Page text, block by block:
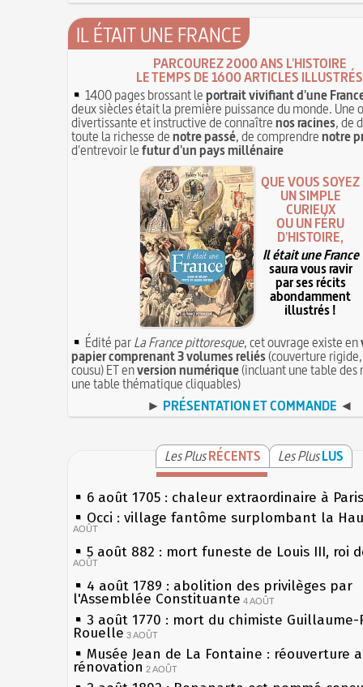
IL ÉTAIT UNE FRANCE
PARCOUREZ 2000 ANS L'HISTOIRE
LE TEMPS DE 1600 ARTICLES ILLUSTRÉS
1400 pages brossant leportrait vivifiant d'une
deux siècles était la première puissance du monde. Une
divertissante et instructive de connaîtrenos racines, de
toute la richesse denotre passé, de comprendrenotre
d'entrevoir lefutur d'un pays millénaire
QUE VOUS SOYEZ
UN SIMPLE
CURIEUX
OU UN FÉRU
D'HISTOIRE,
Il était une France
saura vous ravir
par ses récits
abondamment
illustrés !
Édité parLa France pittoresque, cet ouvrage existe en
papier comprenant 3 volumes reliés(couverture
cousu) ET enversion numérique(incluant une table des
une table thématique cliquables)
► PRÉSENTATION ET COMMANDE ◄
Les PlusRÉCENTS Les PlusLUS
6 août 1705 : chaleur extraordinaire à Paris
Occi : village fantôme surplombant la
AOÛT
5 août 882 : mort funeste de Louis III, roi
AOÛT
4 août 1789 : abolition des privilèges par
l'Assemblée Constituante 4 AOÛT
3 août 1770 : mort du chimiste Guillaume-
Rouelle 3 AOÛT
Musée Jean de La Fontaine : réouverture
rénovation 2 AOÛT